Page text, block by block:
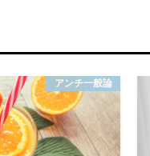
アンチ一般論